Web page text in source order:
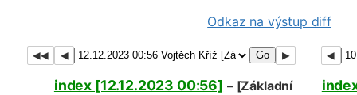
Odkaz na výstup diff
Go
index [12.12.2023 00:56] – [Základní